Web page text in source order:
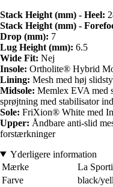
Stack Height (mm) - Heel:
Stack Height (mm) -
Drop (mm): 7
Lug Height (mm): 6.5
Wide Fit: Nej
Insole: Ortholite® Hybrid
Lining: Mesh med høj
Midsole: Memlex EVA med
sprøjtning med stabilisator
Sole: FriXion® White med
Upper: Åndbare anti-slid
forstærkninger
Yderligere information
Mærke
La
Farve
black/